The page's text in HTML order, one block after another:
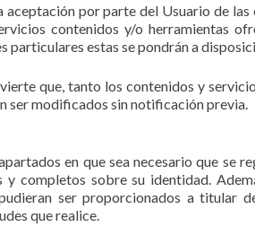
por parte del Usuario de las
contenidos y/o herramientas
particulares estas se pondrán a
que, tanto los contenidos y
ser modificados sin notificación previa.
en que sea necesario que se
completos sobre su identidad.
ser proporcionados a titular
que realice.